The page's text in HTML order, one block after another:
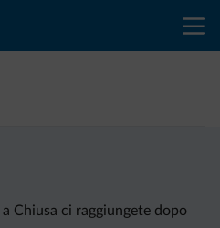
Chiusa ci raggiungete dopo